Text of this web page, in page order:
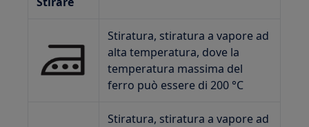
Stiratura, stiratura a vapore ad
alta temperatura, dove la
temperatura massima del
ferro può essere di 200 °C
Stiratura, stiratura a vapore ad